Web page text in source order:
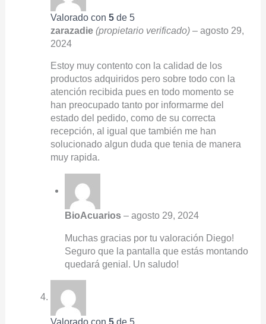
Valorado con 5de 5
zarazadie (propietario verificado) – agosto 29,
2024
Estoy muy contento con la calidad de los
productos adquiridos pero sobre todo con la
atención recibida pues en todo momento se
han preocupado tanto por informarme del
estado del pedido, como de su correcta
recepción, al igual que también me han
solucionado algun duda que tenia de manera
muy rapida.
BioAcuarios – agosto 29, 2024
Muchas gracias por tu valoración Diego!
Seguro que la pantalla que estás montando
quedará genial. Un saludo!